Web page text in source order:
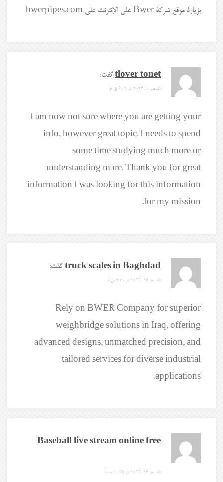
بزيارة موقع شركة Bwer على الإنترنت على bwerpipes.com
tlover tonet گفت:
دسامبر 1, 2024 در 6:09 ق.ظ
I am now not sure where you are getting your
info, however great topic. I needs to spend
some time studying much more or
understanding more. Thank you for great
information I was looking for this information
for my mission.
truck scales in Baghdad گفت:
دسامبر 15, 2024 در 5:01 ق.ظ
Rely on BWER Company for superior
weighbridge solutions in Iraq, offering
advanced designs, unmatched precision, and
tailored services for diverse industrial
applications.
Baseball live stream online free
گفت:
دسامبر 16, 2024 در 10:35 ب.ظ